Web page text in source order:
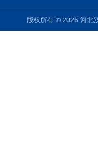
版权所有 © 2026 河